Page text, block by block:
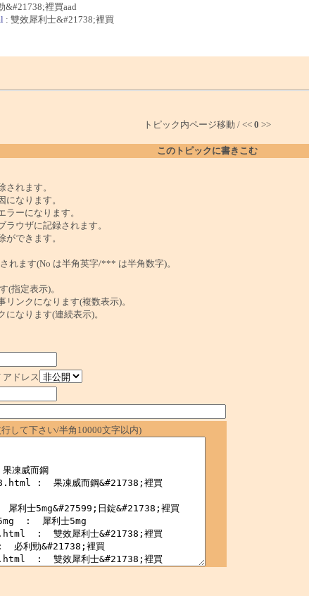
&#21738;裡買aad
: 雙效犀利士&#21738;裡買
トピック内ページ移動 / << 0 >>
このトピックに書きこむ
れます。
なります。
ーになります。
ウザに記録されます。
できます。
れます(No は半角英字/*** は半角数字)。
(指定表示)。
ンクになります(複数表示)。
なります(連続表示)。
アドレス
して下さい/半角10000文字以内)